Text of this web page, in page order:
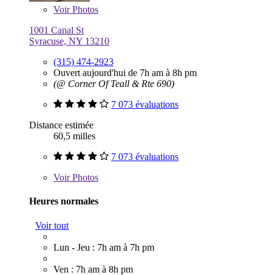
VoirPhotos
1001 Canal St
Syracuse, NY 13210
(315) 474-2923
Ouvert aujourd'hui de 7h am à 8h pm
(@ Corner Of Teall & Rte 690)
7 073 évaluations
Distance estimée
60,5 milles
7 073 évaluations
VoirPhotos
Heures normales
Voir tout
Lun - Jeu : 7h am à 7h pm
Ven : 7h am à 8h pm